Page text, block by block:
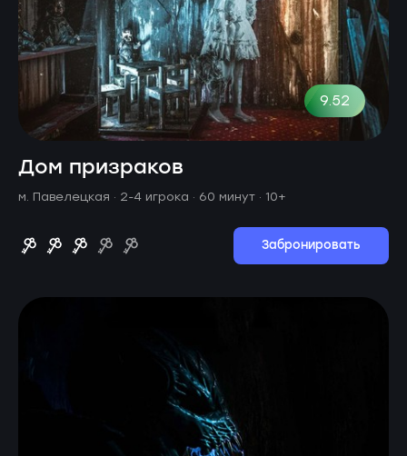
9.52
Дом призраков
м. Павелецкая · 2-4 игрока · 60 минут · 10+
Забронировать